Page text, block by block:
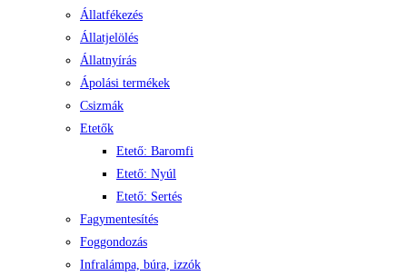
Állatfékezés
Állatjelölés
Állatnyírás
Ápolási termékek
Csizmák
Etetők
Etető: Baromfi
Etető: Nyúl
Etető: Sertés
Fagymentesítés
Foggondozás
Infralámpa, búra, izzók